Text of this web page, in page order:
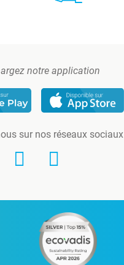
notre application
sur nos réseaux sociaux